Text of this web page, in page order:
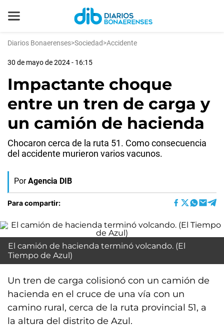
Diarios Bonaerenses>Sociedad>Accidente
30 de mayo de 2024 - 16:15
Impactante choque
entre un tren de carga y
un camión de hacienda
Chocaron cerca de la ruta 51. Como consecuencia
del accidente murieron varios vacunos.
Por Agencia DIB
Para compartir:
El camión de hacienda terminó volcando. (El
Tiempo de Azul)
Un tren de carga colisionó con un camión de
hacienda en el cruce de una vía con un
camino rural, cerca de la ruta provincial 51, a
la altura del distrito de Azul.